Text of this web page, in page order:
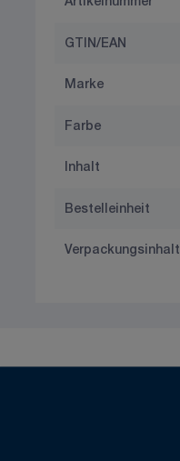
Artikelnummer
GTIN/EAN
Marke
Farbe
Inhalt
Bestelleinheit
Verpackungsinhalt